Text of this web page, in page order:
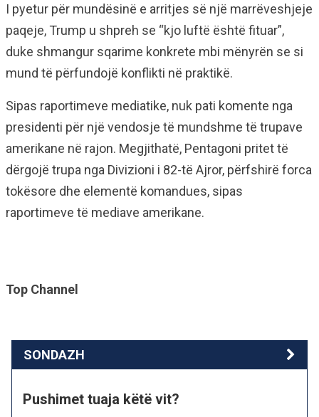
I pyetur për mundësinë e arritjes së një marrëveshjeje
paqeje, Trump u shpreh se “kjo luftë është fituar”,
duke shmangur sqarime konkrete mbi mënyrën se si
mund të përfundojë konflikti në praktikë.
Sipas raportimeve mediatike, nuk pati komente nga
presidenti për një vendosje të mundshme të trupave
amerikane në rajon. Megjithatë, Pentagoni pritet të
dërgojë trupa nga Divizioni i 82-të Ajror, përfshirë forca
tokësore dhe elementë komandues, sipas
raportimeve të mediave amerikane.
Top Channel
SONDAZH
Pushimet tuaja këtë vit?